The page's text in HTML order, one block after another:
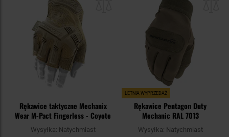
Rękawice taktyczne Mechanix
Wear M-Pact Fingerless - Coyote
Wysyłka: Natychmiast
LETNIA WYPRZEDAŻ
Rękawice Pentagon Duty
Mechanic RAL 7013
Wysyłka: Natychmiast